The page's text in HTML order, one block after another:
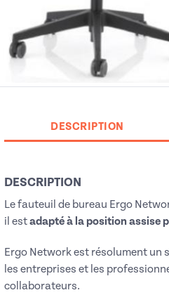
DESCRIPTION
DESCRIPTION
Le fauteuil de bureau Ergo
il estadapté à la position assise
Ergo Network est résolument un
les entreprises et les
collaborateurs.